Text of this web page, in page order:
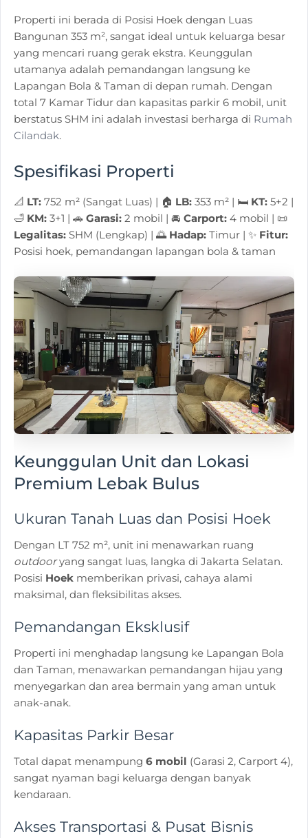
Properti ini berada di Posisi Hoek dengan Luas
Bangunan 353 m², sangat ideal untuk keluarga besar
yang mencari ruang gerak ekstra. Keunggulan
utamanya adalah pemandangan langsung ke
Lapangan Bola & Taman di depan rumah. Dengan
total 7 Kamar Tidur dan kapasitas parkir 6 mobil, unit
berstatus SHM ini adalah investasi berharga di Rumah
Cilandak.
Spesifikasi Properti
📐 LT: 752 m² (Sangat Luas) | 🏠 LB: 353 m² | 🛏️ KT: 5+2 |
🛁 KM: 3+1 | 🚗Garasi: 2 mobil | 🚘Carport: 4 mobil | 📜
Legalitas: SHM (Lengkap) | 🌅 Hadap: Timur | ✨ Fitur:
Posisi hoek, pemandangan lapangan bola & taman
Keunggulan Unit dan Lokasi
Premium Lebak Bulus
Ukuran Tanah Luas dan Posisi Hoek
Dengan LT 752 m², unit ini menawarkan ruang
outdooryang sangat luas, langka di Jakarta Selatan.
Posisi Hoek memberikan privasi, cahaya alami
maksimal, dan fleksibilitas akses.
Pemandangan Eksklusif
Properti ini menghadap langsung ke Lapangan Bola
dan Taman, menawarkan pemandangan hijau yang
menyegarkan dan area bermain yang aman untuk
anak-anak.
Kapasitas Parkir Besar
Total dapat menampung 6 mobil (Garasi 2, Carport 4),
sangat nyaman bagi keluarga dengan banyak
kendaraan.
Akses Transportasi & Pusat Bisnis